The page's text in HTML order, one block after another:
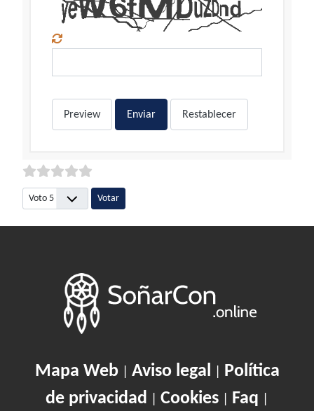
Preview Enviar Restablecer
Por favor, vote
Mapa Web| Aviso legal
Política
de privacidad
Cookies Faq